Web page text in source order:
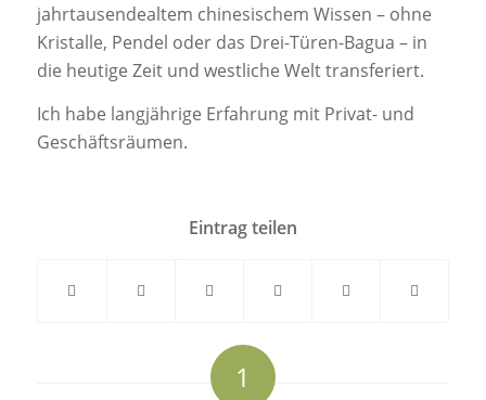
jahrtausendealtem chinesischem Wissen – ohne
Kristalle, Pendel oder das Drei-Türen-Bagua – in
die heutige Zeit und westliche Welt transferiert.
Ich habe langjährige Erfahrung mit Privat- und
Geschäftsräumen.
Eintrag teilen
1